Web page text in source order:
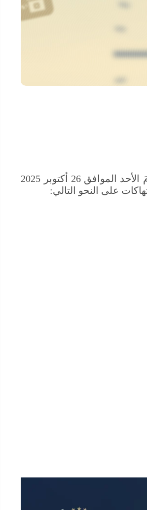
انتهاكات يومَ الأحد الموافق 26 أكتوبر 2025
على النحو التالي: